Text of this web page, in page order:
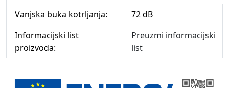
Vanjska buka kotrljanja:
72 dB
Informacijski list
proizvoda:
Preuzmi informacijski
list